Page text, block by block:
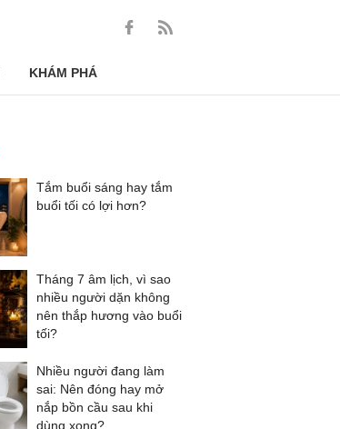
KHÁM PHÁ
Tắm buổi sáng hay tắm
buổi tối có lợi hơn?
Tháng 7 âm lịch, vì sao
nhiều người dặn không
nên thắp hương vào buổi
tối?
Nhiều người đang làm
sai: Nên đóng hay mở
nắp bồn cầu sau khi
dùng xong?